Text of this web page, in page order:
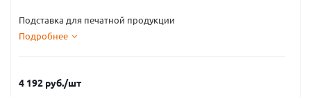
Подставка для печатной продукции
Подробнее
4 192 руб./шт